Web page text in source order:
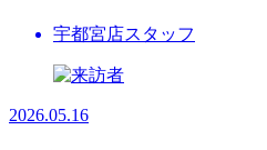
宇都宮店スタッフ
2026.05.16